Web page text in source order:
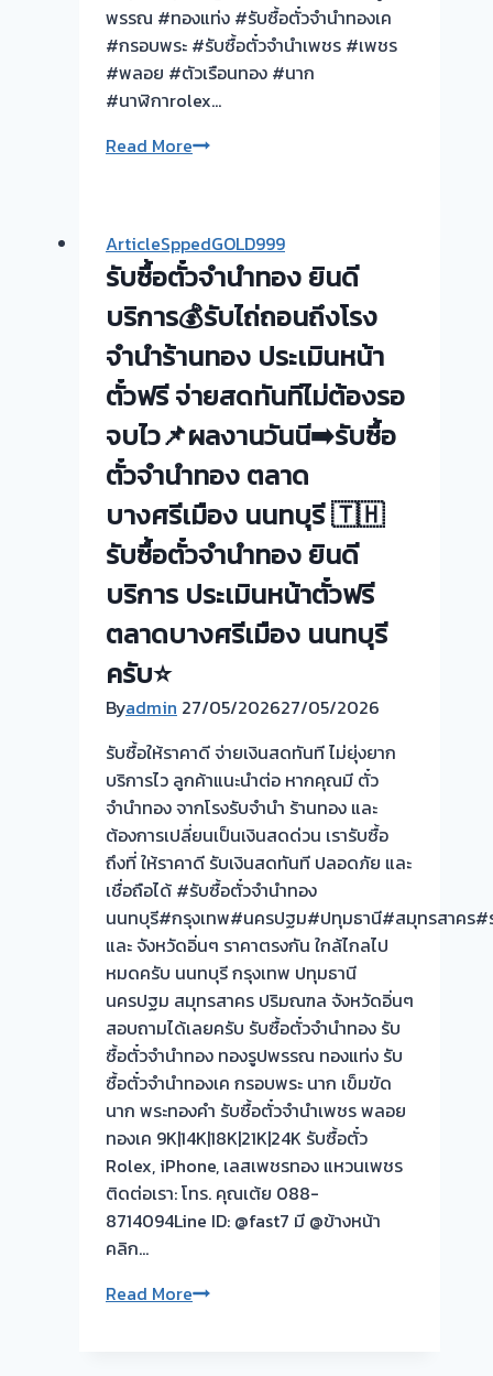
นี้!
พรรณ #ทองแท่ง #รับซื้อตั๋วจำนำทองเค
#กรอบพระ #รับซื้อตั๋วจำนำเพชร #เพชร
#พลอย #ตัวเรือนทอง #นาก
#นาฬิกาrolex…
Read Moreผล
แจ้งวัฒนะ
นนทบุรี
ยินดี
รับ
ใช้
#รับ
ตั๋ว
จำนำ
ทอง
ArticleSppedGOLD999
รับซื้อตั๋วจำนำทอง ยินดี
บริการ💰รับไถ่ถอนถึงโรง
จำนำร้านทอง ประเมินหน้า
ตั๋วฟรี จ่ายสดทันทีไม่ต้องรอ
จบไว📌ผลงานวันนี➡️รับซื้อ
ตั๋วจำนำทอง ตลาด
บางศรีเมือง นนทบุรี 🇹🇭
รับซื้อตั๋วจำนำทอง ยินดี
บริการ ประเมินหน้าตั๋วฟรี
ตลาดบางศรีเมือง นนทบุรี
ครับ⭐
Byadmin 27/05/202627/05/2026
รับซื้อให้ราคาดี จ่ายเงินสดทันที ไม่ยุ่งยาก
บริการไว ลูกค้าแนะนำต่อ หากคุณมี ตั๋ว
จำนำทอง จากโรงรับจำนำ ร้านทอง และ
ต้องการเปลี่ยนเป็นเงินสดด่วน เรารับซื้อ
ถึงที่ ให้ราคาดี รับเงินสดทันที ปลอดภัย และ
เชื่อถือได้ #รับซื้อตั๋วจำนำทอง
นนทบุรี#กรุงเทพ#นครปฐม#ปทุมธานี#สมุทรสาคร#
และ จังหวัดอิ่นๆ ราคาตรงกัน ใกล้ไกลไป
หมดครับ นนทบุรี กรุงเทพ ปทุมธานี
นครปฐม สมุทรสาคร ปริมณฑล จังหวัดอิ่นๆ
สอบถามได้เลยครับ รับซื้อตั๋วจำนำทอง รับ
ซื้อตั๋วจำนำทอง ทองรูปพรรณ ทองแท่ง รับ
ซื้อตั๋วจำนำทองเค กรอบพระ นาก เข็มขัด
นาก พระทองคำ รับซื้อตั๋วจำนำเพชร พลอย
ทองเค 9K|14K|18K|21K|24K รับซื้อตั๋ว
Rolex, iPhone, เลสเพชรทอง แหวนเพชร
ติดต่อเรา: โทร. คุณเต้ย 088-
8714094Line ID: @fast7 มี @ข้างหน้า
คลิก…
Read Moreรับ